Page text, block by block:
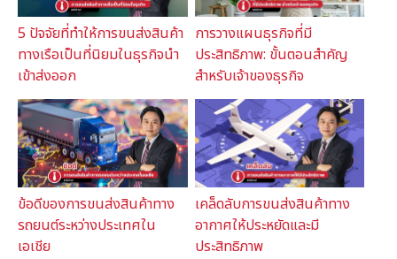
5 ปัจจัยที่ทำให้การขนส่งสินค้า
ทางเรือเป็นที่นิยมในธุรกิจนำ
เข้าส่งออก
การวางแผนธุรกิจที่มี
ประสิทธิภาพ: ขั้นตอนสำคัญ
สำหรับเจ้าของธุรกิจ
ข้อดีของการขนส่งสินค้าทาง
รถยนต์ระหว่างประเทศใน
เอเชีย
เคล็ดลับการขนส่งสินค้าทาง
อากาศให้ประหยัดและมี
ประสิทธิภาพ